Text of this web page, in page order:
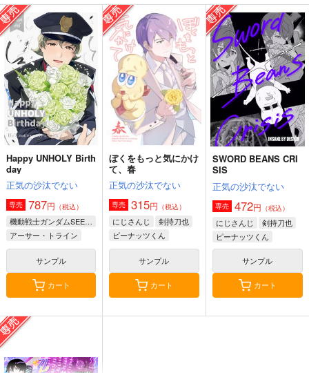
東のはじまりはオレン
ジのほとり
emma
専売 3,144円（税込）
にじさんじ
宇佐美リト
佐伯イッテツ
サンプル
patter
GB
専売 572円（税込）
にじさんじ
宇佐美リト
Oriens
サンプル
いっしょに遊ぼうよ！
臨時栗屋
専売 787円（税込）
にじさんじ
花畑チャイカ
石神のぞみ
サンプル
カート
In sickness and in h
ealth
黒飴会
Happy UNHOLY Birth
day
正気の沙汰でない
専売 787円 （税込）
機動戦士ガンダムSEED FREEDOM
アーサー・トライン
サンプル
カート
ぼくをもっと気にかけ
て、春
正気の沙汰でない
専売 315円 （税込）
にじさんじ
剣持刀也
ピーナッツくん
サンプル
カート
SWORD BEANS CRI
SIS
正気の沙汰でない
専売 472円 （税込）
にじさんじ
剣持刀也
ピーナッツくん
剣持刀子
サンプル
カート